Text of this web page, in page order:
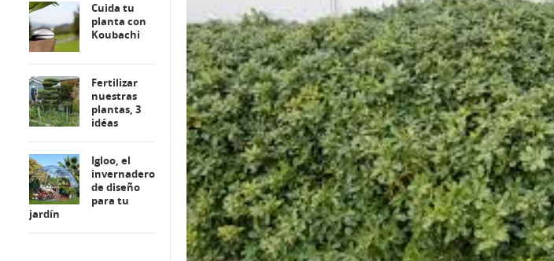
Cuida tu
planta con
Koubachi
Fertilizar
nuestras
plantas, 3
idéas
Igloo, el
invernadero
de diseño
para tu
jardín